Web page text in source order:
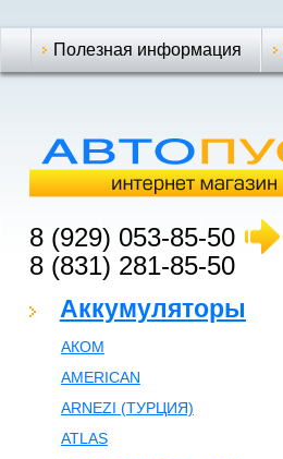
Полезная информация
8 (929) 053-85-50
8 (831) 281-85-50
Аккумуляторы
АКОМ
AMERICAN
ARNEZI (ТУРЦИЯ)
ATLAS